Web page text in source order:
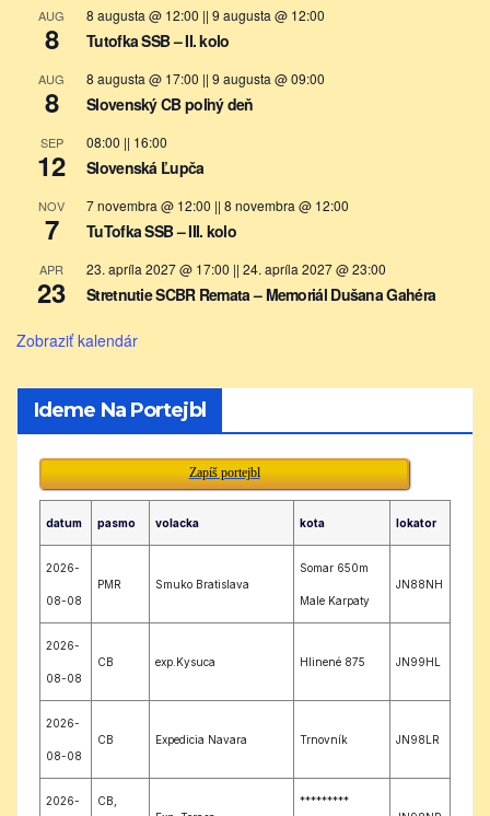
AUG
8
8 augusta @ 12:00 || 9 augusta @ 12:00
Tutofka SSB – II. kolo
AUG
8
8 augusta @ 17:00 || 9 augusta @ 09:00
Slovenský CB poľný deň
SEP
12
08:00 || 16:00
Slovenská Ľupča
NOV
7
7 novembra @ 12:00 || 8 novembra @ 12:00
TuTofka SSB – III. kolo
APR
23
23. apríla 2027 @ 17:00 || 24. apríla 2027 @ 23:00
Stretnutie SCBR Remata – Memoriál Dušana Gahéra
Zobraziť kalendár
Ideme Na Portejbl
Zapíš portejbl
datum pasmo volacka kota lokator
2026-
08-08
PMR Smuko Bratislava
Somar 650m
Male Karpaty
JN88NH
2026-
08-08
CB exp.Kysuca Hlinené 875 JN99HL
2026-
08-08
CB Expedicia Navara Trnovník JN98LR
2026-
CB,
*********